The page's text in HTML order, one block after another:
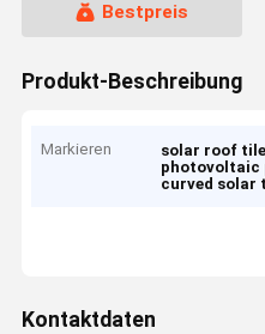
Bestpreis
Produkt-Beschreibung
Markieren solar roof
photovoltaic
curved solar
Kontaktdaten